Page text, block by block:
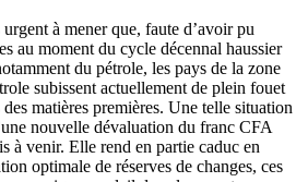
à mener que, faute d’avoir pu
au moment du cycle décennal haussier
du pétrole, les pays de la zone
subissent actuellement de plein fouet
matières premières. Une telle situation
nouvelle dévaluation du franc CFA
à venir. Elle rend en partie caduc en
optimale de réserves de changes, ces